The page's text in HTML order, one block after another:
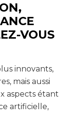
VOUS
innovants,
mais aussi
aspects étant
artificielle,